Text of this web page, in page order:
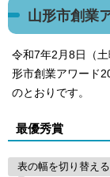
山形市創業
令和7年2月8日（
形市創業アワード
のとおりです。
最優秀賞
表の幅を切り替える